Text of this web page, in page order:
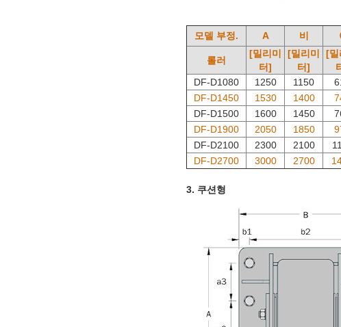
모델 부정. A 비
롤러
[밀리미
터]
[밀리미
터]
[밀
DF-D1080
1250 1150
DF-D1450
1530 1400
DF-D1500
1600 1450
DF-D1900
2050 1850
DF-D2100
2300 2100
DF-D2700
3000 2700
3. 쿠션형